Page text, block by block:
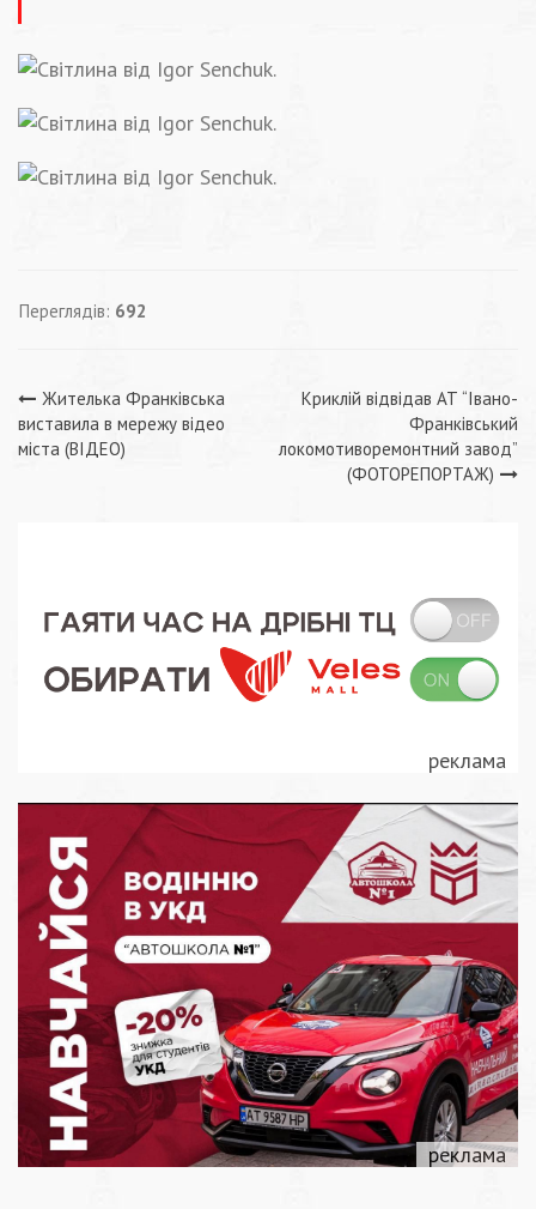
Переглядів: 692
Навігація
записів
Жителька Франківська
виставила в мережу відео
міста (ВІДЕО)
Криклій відвідав АТ “Івано-
Франківський
локомотиворемонтний завод”
(ФОТОРЕПОРТАЖ)